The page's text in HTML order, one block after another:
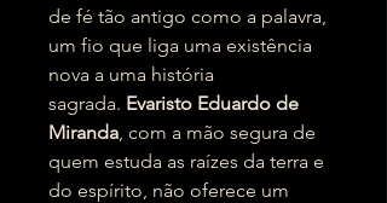
de fé tão antigo como a palavra,
um fio que liga uma existência
nova a uma história
sagrada. Evaristo Eduardo de
Miranda, com a mão segura de
quem estuda as raízes da terra e
do espírito, não oferece um